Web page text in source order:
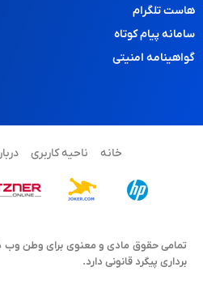
هاست تلگرام
سامانه پیام کوتاه
گواهینامه امنیتی
خانه ناحیه کاربری
تمامی حقوق مادی و معنوی برای وطن
برداری پیگرد قانونی دارد.